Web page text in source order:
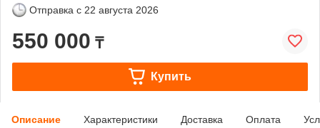
Отправка с 22 августа 2026
550 000 ₸
Купить
Описание Характеристики Доставка Оплата